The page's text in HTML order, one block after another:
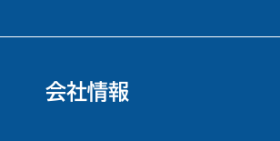
会社情報